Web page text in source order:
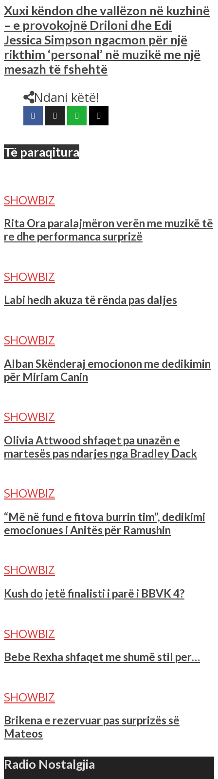
Xuxi këndon dhe vallëzon në kuzhinë
– e provokojnë Driloni dhe Edi
Jessica Simpson ngacmon për një
rikthim ‘personal’ në muzikë me një
mesazh të fshehtë
Ndani këtë!
Të paraqitura
SHOWBIZ
Rita Ora paralajmëron verën me muzikë të
re dhe performanca surprizë
SHOWBIZ
Labi hedh akuza të rënda pas daljes
SHOWBIZ
Alban Skënderaj emocionon me dedikimin
për Miriam Canin
SHOWBIZ
Olivia Attwood shfaqet pa unazën e
martesës pas ndarjes nga Bradley Dack
SHOWBIZ
“Më në fund e fitova burrin tim”, dedikimi
emocionues i Anitës për Ramushin
SHOWBIZ
Kush do jetë finalisti i parë i BBVK 4?
SHOWBIZ
Bebe Rexha shfaqet me shumë stil per…
SHOWBIZ
Brikena e rezervuar pas surprizës së
Mateos
Radio Nostalgjia